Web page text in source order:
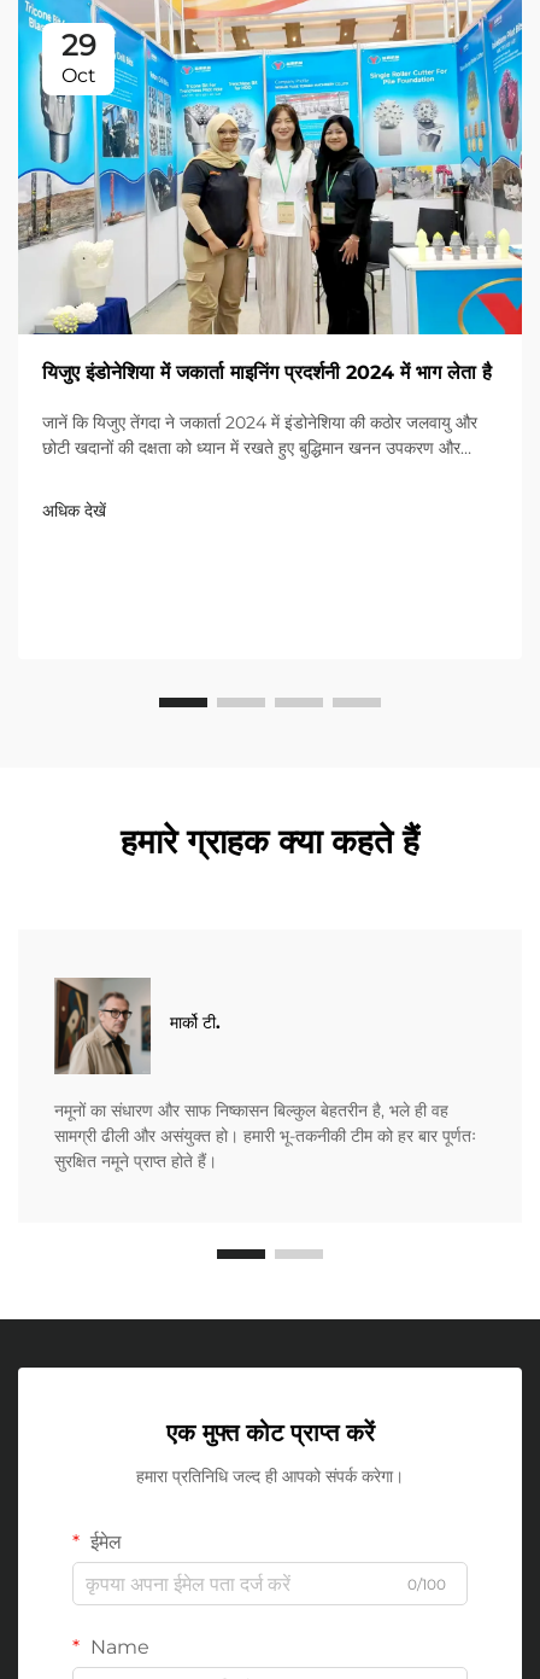
29
Oct
यिजुए इंडोनेशिया में जकार्ता माइनिंग प्रदर्शनी 2024 में भाग लेता है
जानें कि यिजुए तेंगदा ने जकार्ता 2024 में इंडोनेशिया की कठोर जलवायु और
छोटी खदानों की दक्षता को ध्यान में रखते हुए बुद्धिमान खनन उपकरण और
अधिक देखें
हमारे ग्राहक क्या कहते हैं
मार्को टी.
नमूनों का संधारण और साफ निष्कासन बिल्कुल बेहतरीन है, भले ही वह
सामग्री ढीली और असंयुक्त हो। हमारी भू-तकनीकी टीम को हर बार पूर्णतः
सुरक्षित नमूने प्राप्त होते हैं।
एक मुफ्त कोट प्राप्त करें
हमारा प्रतिनिधि जल्द ही आपको संपर्क करेगा।
ईमेल
0/100
Name